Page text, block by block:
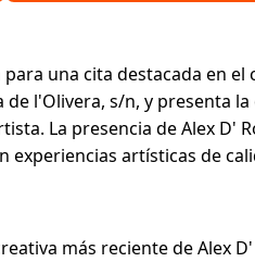
para una cita destacada en
de l'Olivera, s/n, y presenta
La presencia de Alex D'
experiencias artísticas de
más reciente de Alex